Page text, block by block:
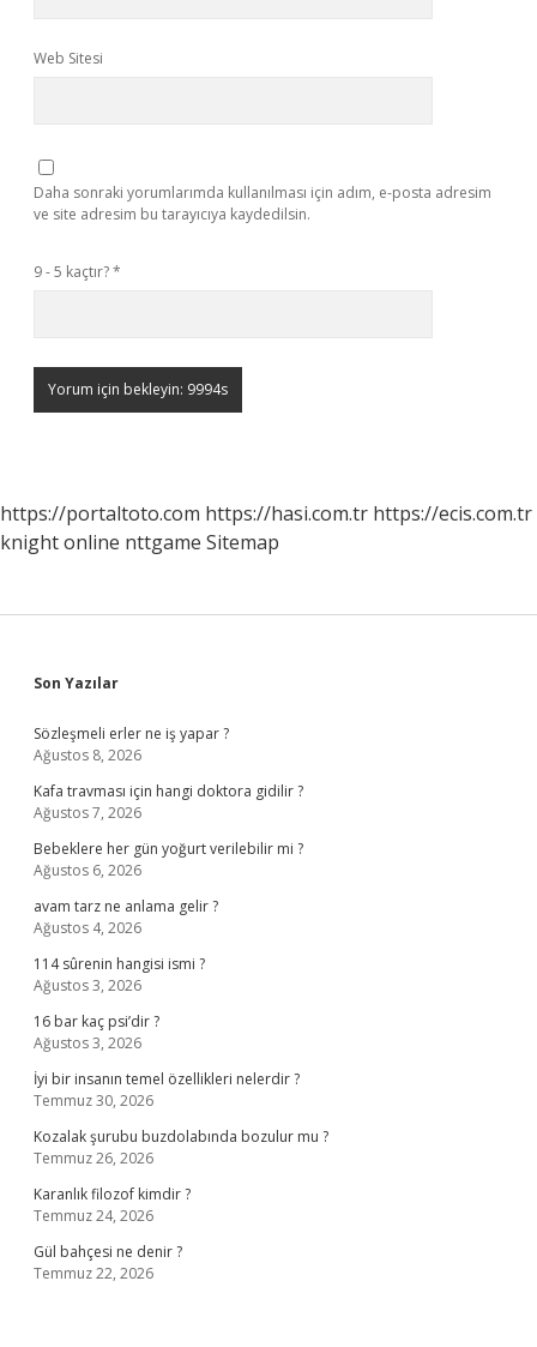
Web Sitesi
Daha sonraki yorumlarımda kullanılması için adım, e-posta adresim
ve site adresim bu tarayıcıya kaydedilsin.
9 - 5 kaçtır?*
https://portaltoto.com https://hasi.com.tr https://ecis.com.tr
knight online nttgame Sitemap
Sidebar
Son Yazılar
Sözleşmeli erler ne iş yapar ?
Ağustos 8, 2026
Kafa travması için hangi doktora gidilir ?
Ağustos 7, 2026
Bebeklere her gün yoğurt verilebilir mi ?
Ağustos 6, 2026
avam tarz ne anlama gelir ?
Ağustos 4, 2026
114 sûrenin hangisi ismi ?
Ağustos 3, 2026
16 bar kaç psi’dir ?
Ağustos 3, 2026
İyi bir insanın temel özellikleri nelerdir ?
Temmuz 30, 2026
Kozalak şurubu buzdolabında bozulur mu ?
Temmuz 26, 2026
Karanlık filozof kimdir ?
Temmuz 24, 2026
Gül bahçesi ne denir ?
Temmuz 22, 2026